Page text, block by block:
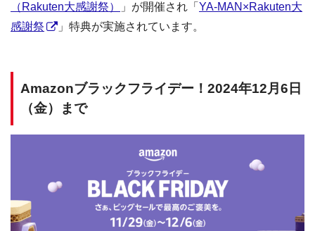
（Rakuten大感謝祭）
」が開催され「 YA-MAN×Rakuten大
感謝祭
」特典が実施されています。
Amazonブラックフライデー！2024年12月6日
（金）まで